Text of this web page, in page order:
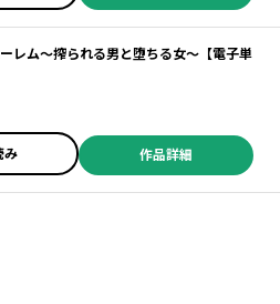
レム～搾られる男と堕ちる女～【電子単
み 作品詳細